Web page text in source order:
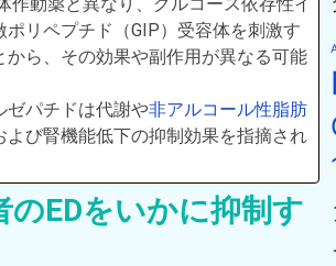
ポリペプチド（GIP）受容体を刺激す
から、その効果や副作用が異なる可能
ゼパチドは代謝や非アルコール性脂肪
よび腎機能低下の抑制効果を指摘され
のEDをいかに抑制す